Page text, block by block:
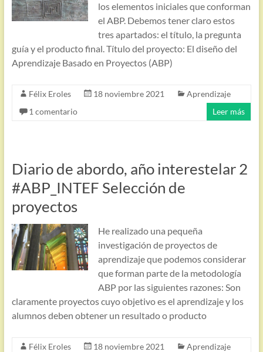
los elementos iniciales que conforman
el ABP. Debemos tener claro estos
tres apartados: el título, la pregunta
guía y el producto final. Título del proyecto: El diseño del
Aprendizaje Basado en Proyectos (ABP)
Félix Eroles 18 noviembre 2021
Aprendizaje
1 comentario
Leer más
Diario de abordo, año interestelar 2
#ABP_INTEF Selección de
proyectos
He realizado una pequeña
investigación de proyectos de
aprendizaje que podemos considerar
que forman parte de la metodología
ABP por las siguientes razones: Son
claramente proyectos cuyo objetivo es el aprendizaje y los
alumnos deben obtener un resultado o producto
Félix Eroles 18 noviembre 2021
Aprendizaje